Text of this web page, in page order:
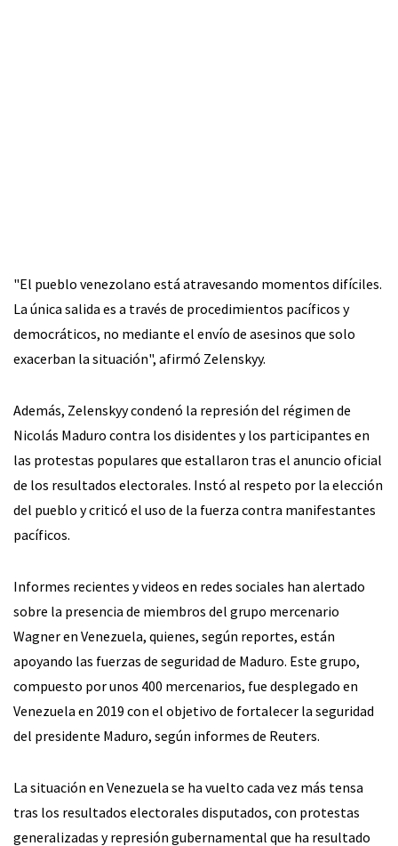
"El pueblo venezolano está atravesando momentos difíciles.
La única salida es a través de procedimientos pacíficos y
democráticos, no mediante el envío de asesinos que solo
exacerban la situación", afirmó Zelenskyy.
Además, Zelenskyy condenó la represión del régimen de
Nicolás Maduro contra los disidentes y los participantes en
las protestas populares que estallaron tras el anuncio oficial
de los resultados electorales. Instó al respeto por la elección
del pueblo y criticó el uso de la fuerza contra manifestantes
pacíficos.
Informes recientes y videos en redes sociales han alertado
sobre la presencia de miembros del grupo mercenario
Wagner en Venezuela, quienes, según reportes, están
apoyando las fuerzas de seguridad de Maduro. Este grupo,
compuesto por unos 400 mercenarios, fue desplegado en
Venezuela en 2019 con el objetivo de fortalecer la seguridad
del presidente Maduro, según informes de Reuters.
La situación en Venezuela se ha vuelto cada vez más tensa
tras los resultados electorales disputados, con protestas
generalizadas y represión gubernamental que ha resultado